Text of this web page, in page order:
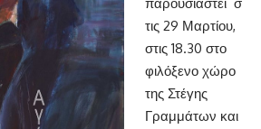
τις 29 Μαρτίου,
στις 18.30 στο
φιλόξενο χώρο
της Στέγης
Γραμμάτων και